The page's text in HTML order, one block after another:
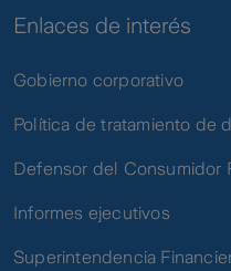
Enlaces de interés
Gobierno corporativo
Política de tratamiento de
Defensor del Consumidor
Informes ejecutivos
Superintendencia